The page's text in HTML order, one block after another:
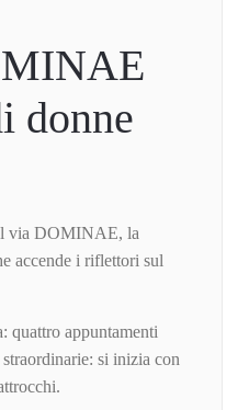
donne
via DOMINAE, la
accende i riflettori sul
quattro appuntamenti
si inizia con